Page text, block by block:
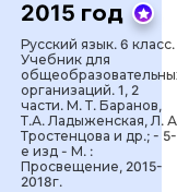
2015 год
Русский язык. 6 класс.
Учебник для
организаций. 1, 2
части. М. Т. Баранов,
Т.А. Ладыженская, Л.
Тростенцова и др.; - 5-
е изд - М. :
Просвещение, 2015-
2018г.